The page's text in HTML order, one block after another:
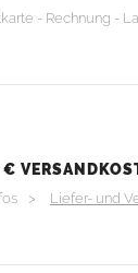
- Rechnung -
> Liefer- und